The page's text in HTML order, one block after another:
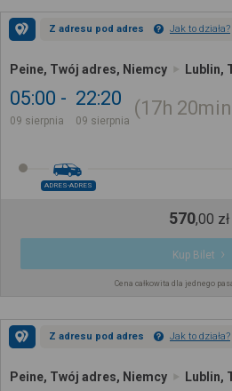
Z adresu pod adres Jak to działa?
Peine, Twój adres, Niemcy Lublin,
05:00
09 sierpnia
22:20
09 sierpnia
17h 20min
ADRES-ADRES
570,00 zł
Kup Bilet
Cena całkowita dla jednego
Z adresu pod adres Jak to działa?
Peine, Twój adres, Niemcy Lublin,